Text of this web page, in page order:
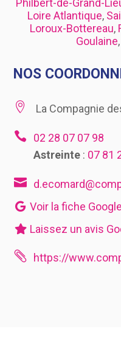
Philbert-de-Grand-
Loire Atlantique,
Loroux-Bottereau,
Goulaine,
NOS
 La Compagnie

02 28 07 07 98
Astreinte: 07 81

Voir la fiche
Laissez un avis
 https://